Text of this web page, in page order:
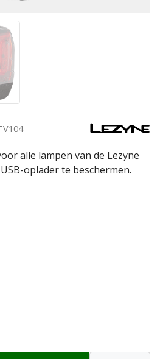
alle lampen van de Lezyne
oplader te beschermen.